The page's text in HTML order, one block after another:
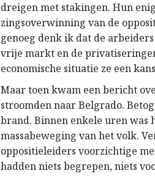
dreigen met stakingen. Hun
zingsoverwinning van de
genoeg denk ik dat de
vrije markt en de
economische situatie ze een
Maar toen kwam een bericht
stroomden naar Belgrado.
brand. Binnen enkele uren was
massabeweging van het volk.
oppositieleiders voorzichtige
hadden niets begrepen, niets